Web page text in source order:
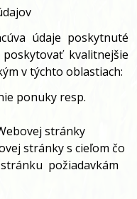
údaje poskytnuté
kvalitnejšie
v týchto oblastiach:
ponuky resp.
stránky
stránky s cieľom čo
požiadavkám